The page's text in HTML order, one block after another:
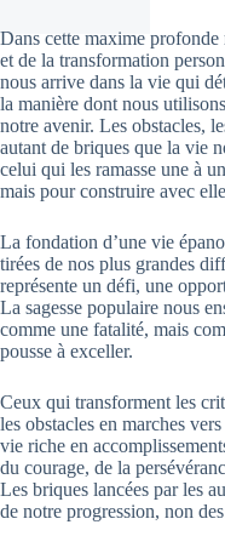
Dans cette maxime profonde
et de la transformation
nous arrive dans la vie qui
la manière dont nous
notre avenir. Les obstacles,
autant de briques que la vie
celui qui les ramasse une à
mais pour construire avec
La fondation d’une vie
tirées de nos plus grandes
représente un défi, une
La sagesse populaire nous
comme une fatalité, mais
pousse à exceller.
Ceux qui transforment les
les obstacles en marches
vie riche en
du courage, de la
Les briques lancées par les
de notre progression, non